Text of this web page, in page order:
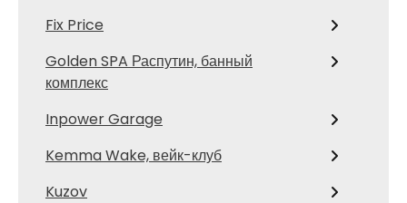
Fix Price
Golden SPA Распутин, банный
комплекс
Inpower Garage
Kemma Wake, вейк-клуб
Kuzov